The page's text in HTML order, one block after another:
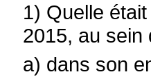
1) Quelle
2015, au sein
a) dans son